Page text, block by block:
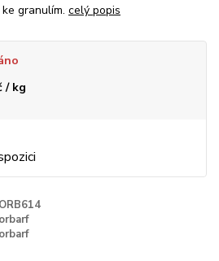
granulím. celý popis
/ kg